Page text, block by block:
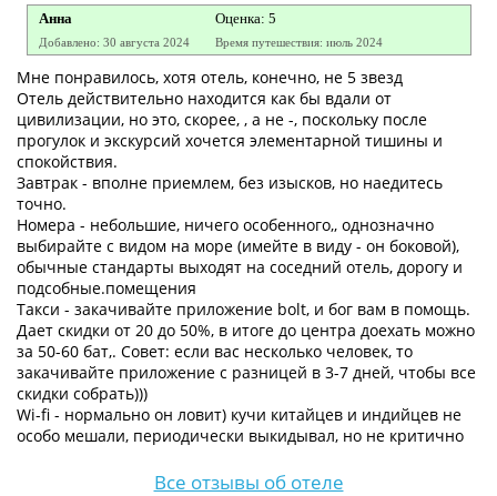
Анна Оценка: 5
Добавлено: 30 августа 2024 Время путешествия: июль 2024
Мне понравилось, хотя отель, конечно, не 5 звезд
Отель действительно находится как бы вдали от
цивилизации, но это, скорее, , а не -, поскольку после
прогулок и экскурсий хочется элементарной тишины и
спокойствия.
Завтрак - вполне приемлем, без изысков, но наедитесь
точно.
Номера - небольшие, ничего особенного,, однозначно
выбирайте с видом на море (имейте в виду - он боковой),
обычные стандарты выходят на соседний отель, дорогу и
подсобные.помещения
Такси - закачивайте приложение bolt, и бог вам в помощь.
Дает скидки от 20 до 50%, в итоге до центра доехать можно
за 50-60 бат,. Совет: если вас несколько человек, то
закачивайте приложение с разницей в 3-7 дней, чтобы все
скидки собрать)))
Wi-fi - нормально он ловит) кучи китайцев и индийцев не
особо мешали, периодически выкидывал, но не критично
Все отзывы об отеле